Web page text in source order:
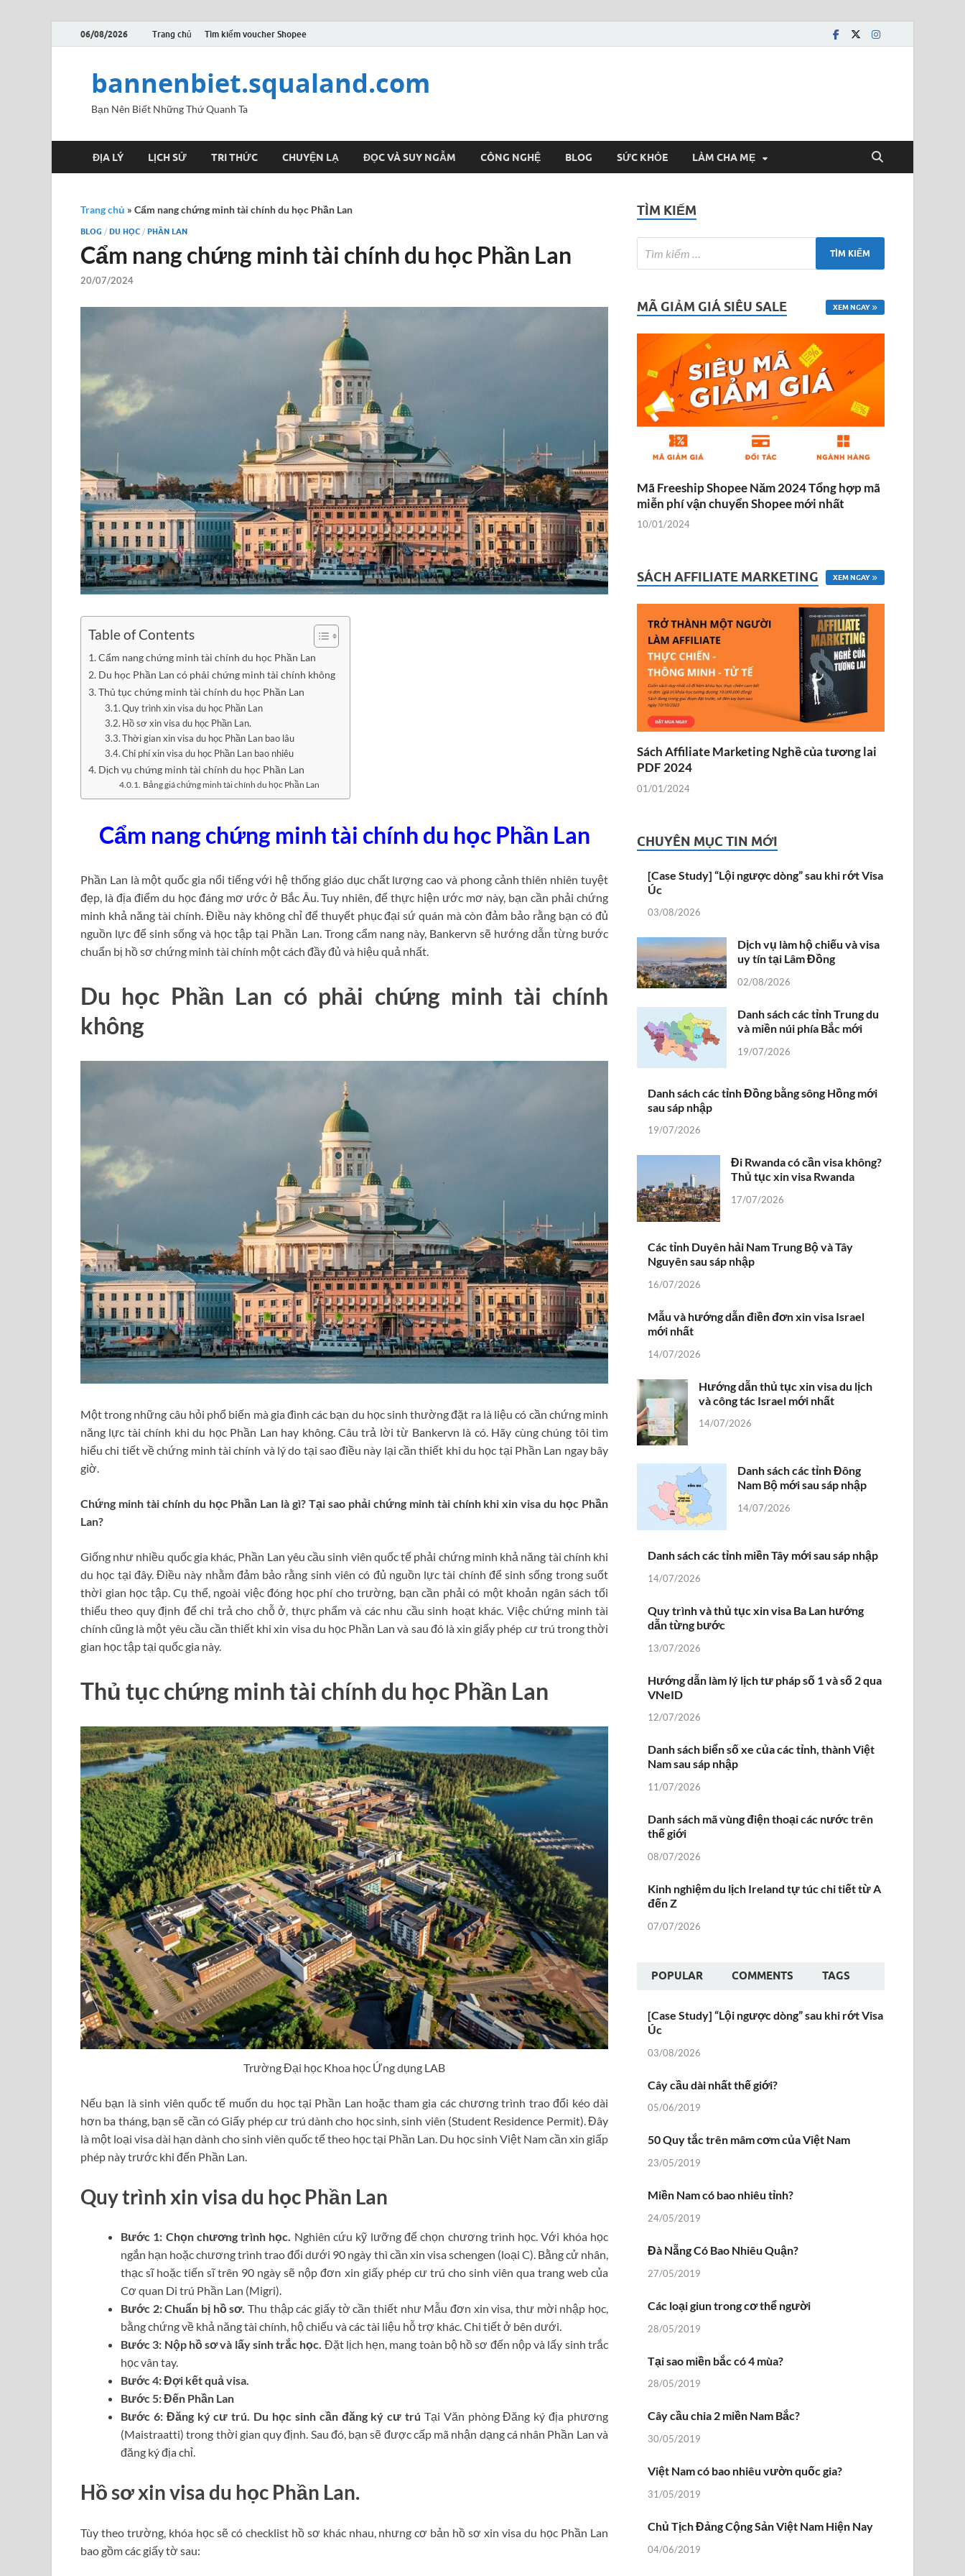
06/08/2026 Trang chủ Tìm kiếm voucher Shopee
bannenbiet.squaland.com
Bạn Nên Biết Những Thứ Quanh Ta
ĐỊA LÝ LỊCH SỬ TRI THỨC CHUYỆN LẠ ĐỌC VÀ SUY NGẪM CÔNG NGHỆ BLOG SỨC KHỎE LÀM CHA MẸ
Trang chủ » Cẩm nang chứng minh tài chính du học Phần Lan
BLOG / DU HỌC / PHẦN LAN
Cẩm nang chứng minh tài chính du học Phần Lan
20/07/2024
Table of Contents
Cẩm nang chứng minh tài chính du học Phần Lan
Du học Phần Lan có phải chứng minh tài chính không
Thủ tục chứng minh tài chính du học Phần Lan
Quy trình xin visa du học Phần Lan
Hồ sơ xin visa du học Phần Lan.
Thời gian xin visa du học Phần Lan bao lâu
Chi phí xin visa du học Phần Lan bao nhiêu
Dịch vụ chứng minh tài chính du học Phần Lan
Bảng giá chứng minh tài chính du học Phần Lan
Cẩm nang chứng minh tài chính du học Phần Lan
Phần Lan là một quốc gia nổi tiếng với hệ thống giáo dục chất lượng cao và phong cảnh thiên nhiên tuyệt
đẹp, là địa điểm du học đáng mơ ước ở Bắc Âu. Tuy nhiên, để thực hiện ước mơ này, bạn cần phải chứng
minh khả năng tài chính. Điều này không chỉ để thuyết phục đại sứ quán mà còn đảm bảo rằng bạn có đủ
nguồn lực để sinh sống và học tập tại Phần Lan. Trong cẩm nang này, Bankervn sẽ hướng dẫn từng bước
chuẩn bị hồ sơ chứng minh tài chính một cách đầy đủ và hiệu quả nhất.
Du học Phần Lan có phải chứng minh tài chính
không
Một trong những câu hỏi phổ biến mà gia đình các bạn du học sinh thường đặt ra là liệu có cần chứng minh
năng lực tài chính khi du học Phần Lan hay không. Câu trả lời từ Bankervn là có. Hãy cùng chúng tôi tìm
hiểu chi tiết về chứng minh tài chính và lý do tại sao điều này lại cần thiết khi du học tại Phần Lan ngay bây
giờ.
Chứng minh tài chính du học Phần Lan là gì? Tại sao phải chứng minh tài chính khi xin visa du học Phần
Lan?
Giống như nhiều quốc gia khác, Phần Lan yêu cầu sinh viên quốc tế phải chứng minh khả năng tài chính khi
du học tại đây. Điều này nhằm đảm bảo rằng sinh viên có đủ nguồn lực tài chính để sinh sống trong suốt
thời gian học tập. Cụ thể, ngoài việc đóng học phí cho trường, bạn cần phải có một khoản ngân sách tối
thiểu theo quy định để chi trả cho chỗ ở, thực phẩm và các nhu cầu sinh hoạt khác. Việc chứng minh tài
chính cũng là một yêu cầu cần thiết khi xin visa du học Phần Lan và sau đó là xin giấy phép cư trú trong thời
gian học tập tại quốc gia này.
Thủ tục chứng minh tài chính du học Phần Lan
Trường Đại học Khoa học Ứng dụng LAB
Nếu bạn là sinh viên quốc tế muốn du học tại Phần Lan hoặc tham gia các chương trình trao đổi kéo dài
hơn ba tháng, bạn sẽ cần có Giấy phép cư trú dành cho học sinh, sinh viên (Student Residence Permit). Đây
là một loại visa dài hạn dành cho sinh viên quốc tế theo học tại Phần Lan. Du học sinh Việt Nam cần xin giấp
phép này trước khi đến Phần Lan.
Quy trình xin visa du học Phần Lan
Bước 1: Chọn chương trình học. Nghiên cứu kỹ lưỡng để chọn chương trình học. Với khóa học
ngắn hạn hoặc chương trình trao đổi dưới 90 ngày thì cần xin visa schengen (loại C). Bằng cử nhân,
thạc sĩ hoặc tiến sĩ trên 90 ngày sẽ nộp đơn xin giấy phép cư trú cho sinh viên qua trang web của
Cơ quan Di trú Phần Lan (Migri).
Bước 2: Chuẩn bị hồ sơ. Thu thập các giấy tờ cần thiết như Mẫu đơn xin visa, thư mời nhập học,
bằng chứng về khả năng tài chính, hộ chiếu và các tài liệu hỗ trợ khác. Chi tiết ở bên dưới.
Bước 3: Nộp hồ sơ và lấy sinh trắc học. Đặt lịch hẹn, mang toàn bộ hồ sơ đến nộp và lấy sinh trắc
học vân tay.
Bước 4: Đợi kết quả visa.
Bước 5: Đến Phần Lan
Bước 6: Đăng ký cư trú. Du học sinh cần đăng ký cư trú Tại Văn phòng Đăng ký địa phương
(Maistraatti) trong thời gian quy định. Sau đó, bạn sẽ được cấp mã nhận dạng cá nhân Phần Lan và
đăng ký địa chỉ.
Hồ sơ xin visa du học Phần Lan.
Tùy theo trường, khóa học sẽ có checklist hồ sơ khác nhau, nhưng cơ bản hồ sơ xin visa du học Phần Lan
bao gồm các giấy tờ sau:
TÌM KIẾM
MÃ GIẢM GIÁ SIÊU SALE XEM NGAY
Mã Freeship Shopee Năm 2024 Tổng hợp mã
miễn phí vận chuyển Shopee mới nhất
10/01/2024
SÁCH AFFILIATE MARKETING XEM NGAY
Sách Affiliate Marketing Nghề của tương lai
PDF 2024
01/01/2024
CHUYÊN MỤC TIN MỚI
[Case Study] “Lội ngược dòng” sau khi rớt Visa
Úc
03/08/2026
Dịch vụ làm hộ chiếu và visa
uy tín tại Lâm Đồng
02/08/2026
Danh sách các tỉnh Trung du
và miền núi phía Bắc mới
19/07/2026
Danh sách các tỉnh Đồng bằng sông Hồng mới
sau sáp nhập
19/07/2026
Đi Rwanda có cần visa không?
Thủ tục xin visa Rwanda
17/07/2026
Các tỉnh Duyên hải Nam Trung Bộ và Tây
Nguyên sau sáp nhập
16/07/2026
Mẫu và hướng dẫn điền đơn xin visa Israel
mới nhất
14/07/2026
Hướng dẫn thủ tục xin visa du lịch
và công tác Israel mới nhất
14/07/2026
Danh sách các tỉnh Đông
Nam Bộ mới sau sáp nhập
14/07/2026
Danh sách các tỉnh miền Tây mới sau sáp nhập
14/07/2026
Quy trình và thủ tục xin visa Ba Lan hướng
dẫn từng bước
13/07/2026
Hướng dẫn làm lý lịch tư pháp số 1 và số 2 qua
VNeID
12/07/2026
Danh sách biển số xe của các tỉnh, thành Việt
Nam sau sáp nhập
11/07/2026
Danh sách mã vùng điện thoại các nước trên
thế giới
08/07/2026
Kinh nghiệm du lịch Ireland tự túc chi tiết từ A
đến Z
07/07/2026
POPULAR COMMENTS TAGS
[Case Study] “Lội ngược dòng” sau khi rớt Visa
Úc
03/08/2026
Cây cầu dài nhất thế giới?
05/06/2019
50 Quy tắc trên mâm cơm của Việt Nam
23/05/2019
Miền Nam có bao nhiêu tỉnh?
24/05/2019
Đà Nẵng Có Bao Nhiêu Quận?
27/05/2019
Các loại giun trong cơ thể người
28/05/2019
Tại sao miền bắc có 4 mùa?
28/05/2019
Cây cầu chia 2 miền Nam Bắc?
30/05/2019
Việt Nam có bao nhiêu vườn quốc gia?
31/05/2019
Chủ Tịch Đảng Cộng Sản Việt Nam Hiện Nay
04/06/2019